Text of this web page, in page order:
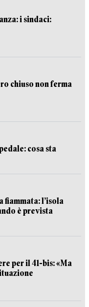
i sindaci:
chiuso non ferma
cosa sta
fiammata: l’isola
è prevista
per il 41-bis: «Ma